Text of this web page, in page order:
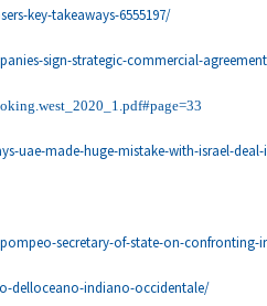
key-takeaways-6555197/
sign-strategic-commercial-
made-huge-mistake-with-israel-deal-
secretary-of-state-on-confronting-
delloceano-indiano-occidentale/